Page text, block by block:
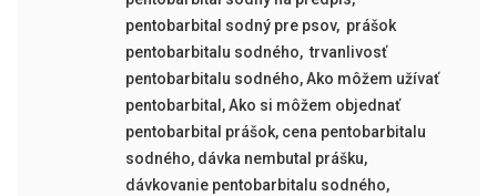
pentobarbital sodný pre psov, ​​ prášok
pentobarbitalu sodného, ​​ trvanlivosť
pentobarbitalu sodného,Ako môžem užívať
pentobarbital ,Ako si môžem objednať
pentobarbital prášok, cena pentobarbitalu
sodného, dávka nembutal prášku,
dávkovanie pentobarbitalu sodného,